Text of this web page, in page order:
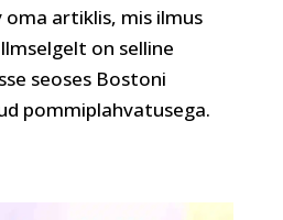
artiklis, mis ilmus
on selline
seoses Bostoni
pommiplahvatusega.